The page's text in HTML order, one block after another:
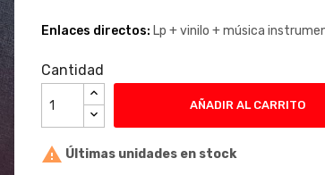
Enlaces directos: Lp +vinilo +música
Cantidad
AÑADIR AL CARRITO
 Últimas unidades en stock